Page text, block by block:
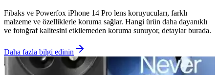
Fibaks ve Powerfox iPhone 14 Pro lens koruyucuları, farklı
malzeme ve özelliklerle koruma sağlar. Hangi ürün daha dayanıklı
ve fotoğraf kalitesini etkilemeden koruma sunuyor, detaylar burada.
Daha fazla bilgi edinin